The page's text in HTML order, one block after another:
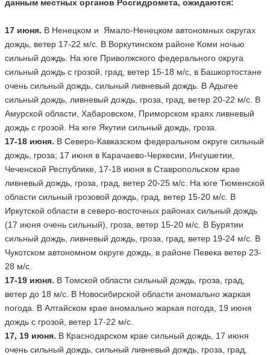
данным местных органов Росгидромета, ожидаются:
17 июня. В Ненецком и Ямало-Ненецком автономных округах
дождь, ветер 17-22 м/с. В Воркутинском районе Коми ночью
сильный дождь. На юге Приволжского федерального округа
сильный дождь с грозой, град, ветер 15-18 м/с, в Башкортостане
очень сильный дождь, сильный ливневый дождь. В Адыгее
сильный дождь, ливневый дождь, гроза, град, ветер 20-22 м/с. В
Амурской области, Хабаровском, Приморском краях ливневый
дождь с грозой. На юге Якутии сильный дождь, гроза.
17-18 июня. В Северо-Кавказском федеральном округе сильный
дождь, гроза; 17 июня в Карачаево-Черкесии, Ингушетии,
Чеченской Республике, 17-18 июня в Ставропольском крае
ливневый дождь, гроза, град, ветер 20-25 м/с. На юге Тюменской
области сильный грозовой дождь, град, ветер 15-20 м/с. В
Иркутской области в северо-восточных районах сильный дождь
(17 июня очень сильный), гроза, ветер 15-20 м/с. В Бурятии
сильный дождь, ливневый дождь, гроза, град, ветер 19-24 м/с. В
Чукотском автономном округе дождь, в районе Певека ветер 23-
28 м/с.
17-19 июня. В Томской области сильный дождь, гроза, град,
ветер до 18 м/с. В Новосибирской области аномально жаркая
погода. В Алтайском крае аномально жаркая погода, 19 июня
дождь с грозой, ветер 17-22 м/с.
17, 19 июня. В Краснодарском крае сильный дождь, 17 июня
очень сильный дождь, сильный ливневый дождь, гроза, град,